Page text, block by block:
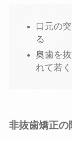
口元の
る
奥歯を
れて若
非抜歯矯正の